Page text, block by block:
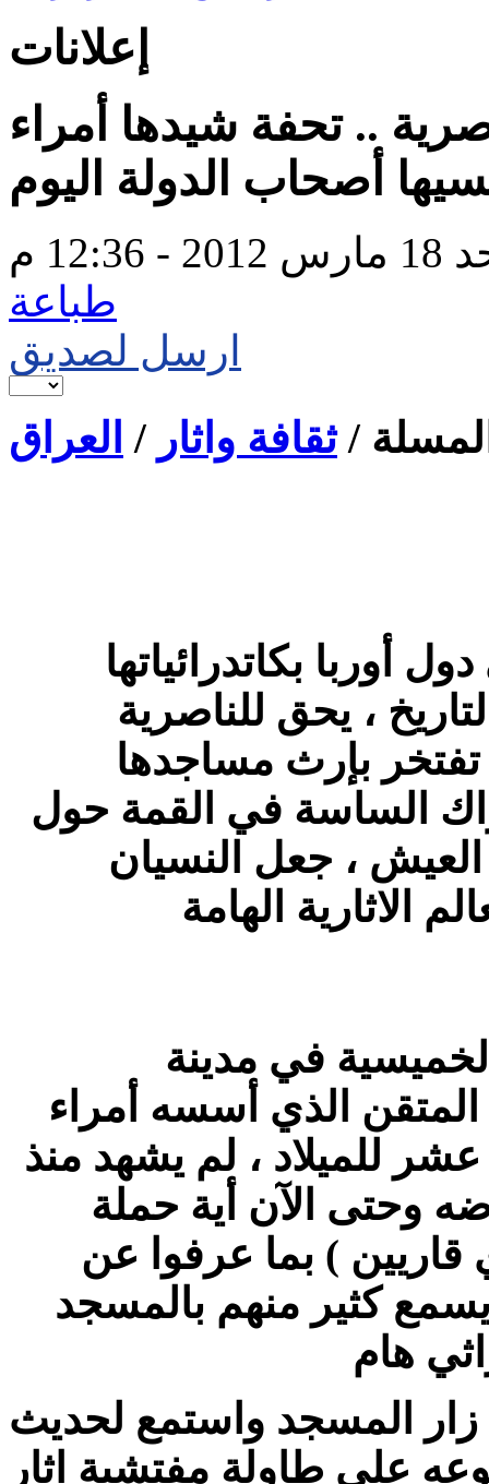
إعلانات
.. تحفة شيدها أمراء
12:36 م
طباعة
ارسل لصديق
/ثقافة واثار / العراق
أوربا بكاتدرائياتها
، يحق للناصرية
تفتخر بإرث مساجدها
الساسة في القمة حول
، جعل النسيان
في مدينة
الذي أسسه أمراء
للميلاد ، لم يشهد منذ
وحتى الآن أية حملة
قاريين ) بما عرفوا عن
كثير منهم بالمسجد
زار المسجد واستمع لحديث
على طاولة مفتشية اثار